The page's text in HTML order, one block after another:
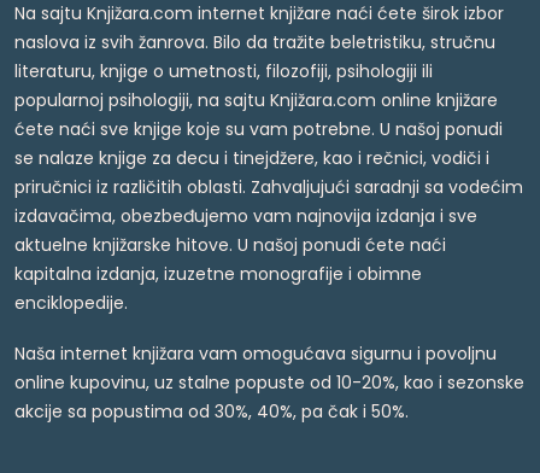
Na sajtu Knjižara.com internet knjižare naći ćete širok izbor
naslova iz svih žanrova. Bilo da tražite beletristiku, stručnu
literaturu, knjige o umetnosti, filozofiji, psihologiji ili
popularnoj psihologiji, na sajtu Knjižara.com online knjižare
ćete naći sve knjige koje su vam potrebne. U našoj ponudi
se nalaze knjige za decu i tinejdžere, kao i rečnici, vodiči i
priručnici iz različitih oblasti. Zahvaljujući saradnji sa vodećim
izdavačima, obezbeđujemo vam najnovija izdanja i sve
aktuelne knjižarske hitove. U našoj ponudi ćete naći
kapitalna izdanja, izuzetne monografije i obimne
enciklopedije.
Naša internet knjižara vam omogućava sigurnu i povoljnu
online kupovinu, uz stalne popuste od 10-20%, kao i sezonske
akcije sa popustima od 30%, 40%, pa čak i 50%.